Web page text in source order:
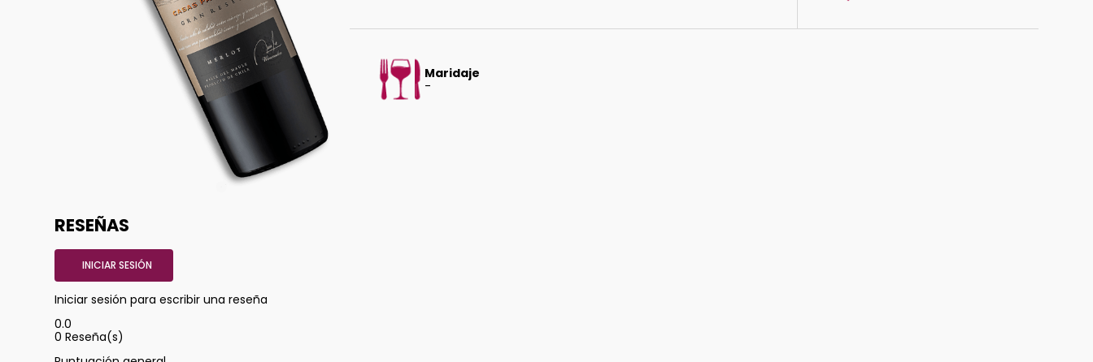
Maridaje
-
RESEÑAS
INICIAR SESIÓN
Iniciar sesión para escribir una reseña
0.0
0 Reseña(s)